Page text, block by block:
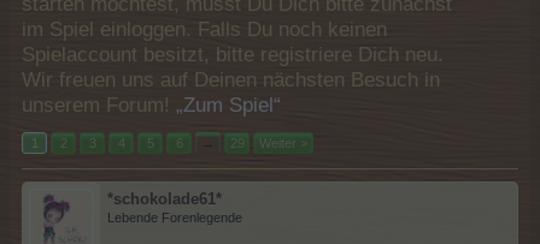
im Spiel einloggen. Falls Du noch keinen
Spielaccount besitzt, bitte registriere Dich neu.
Wir freuen uns auf Deinen nächsten Besuch in
unserem Forum! „Zum Spiel“
1 2 3 4 5 6 → 29 Weiter >
*schokolade61*
Lebende Forenlegende